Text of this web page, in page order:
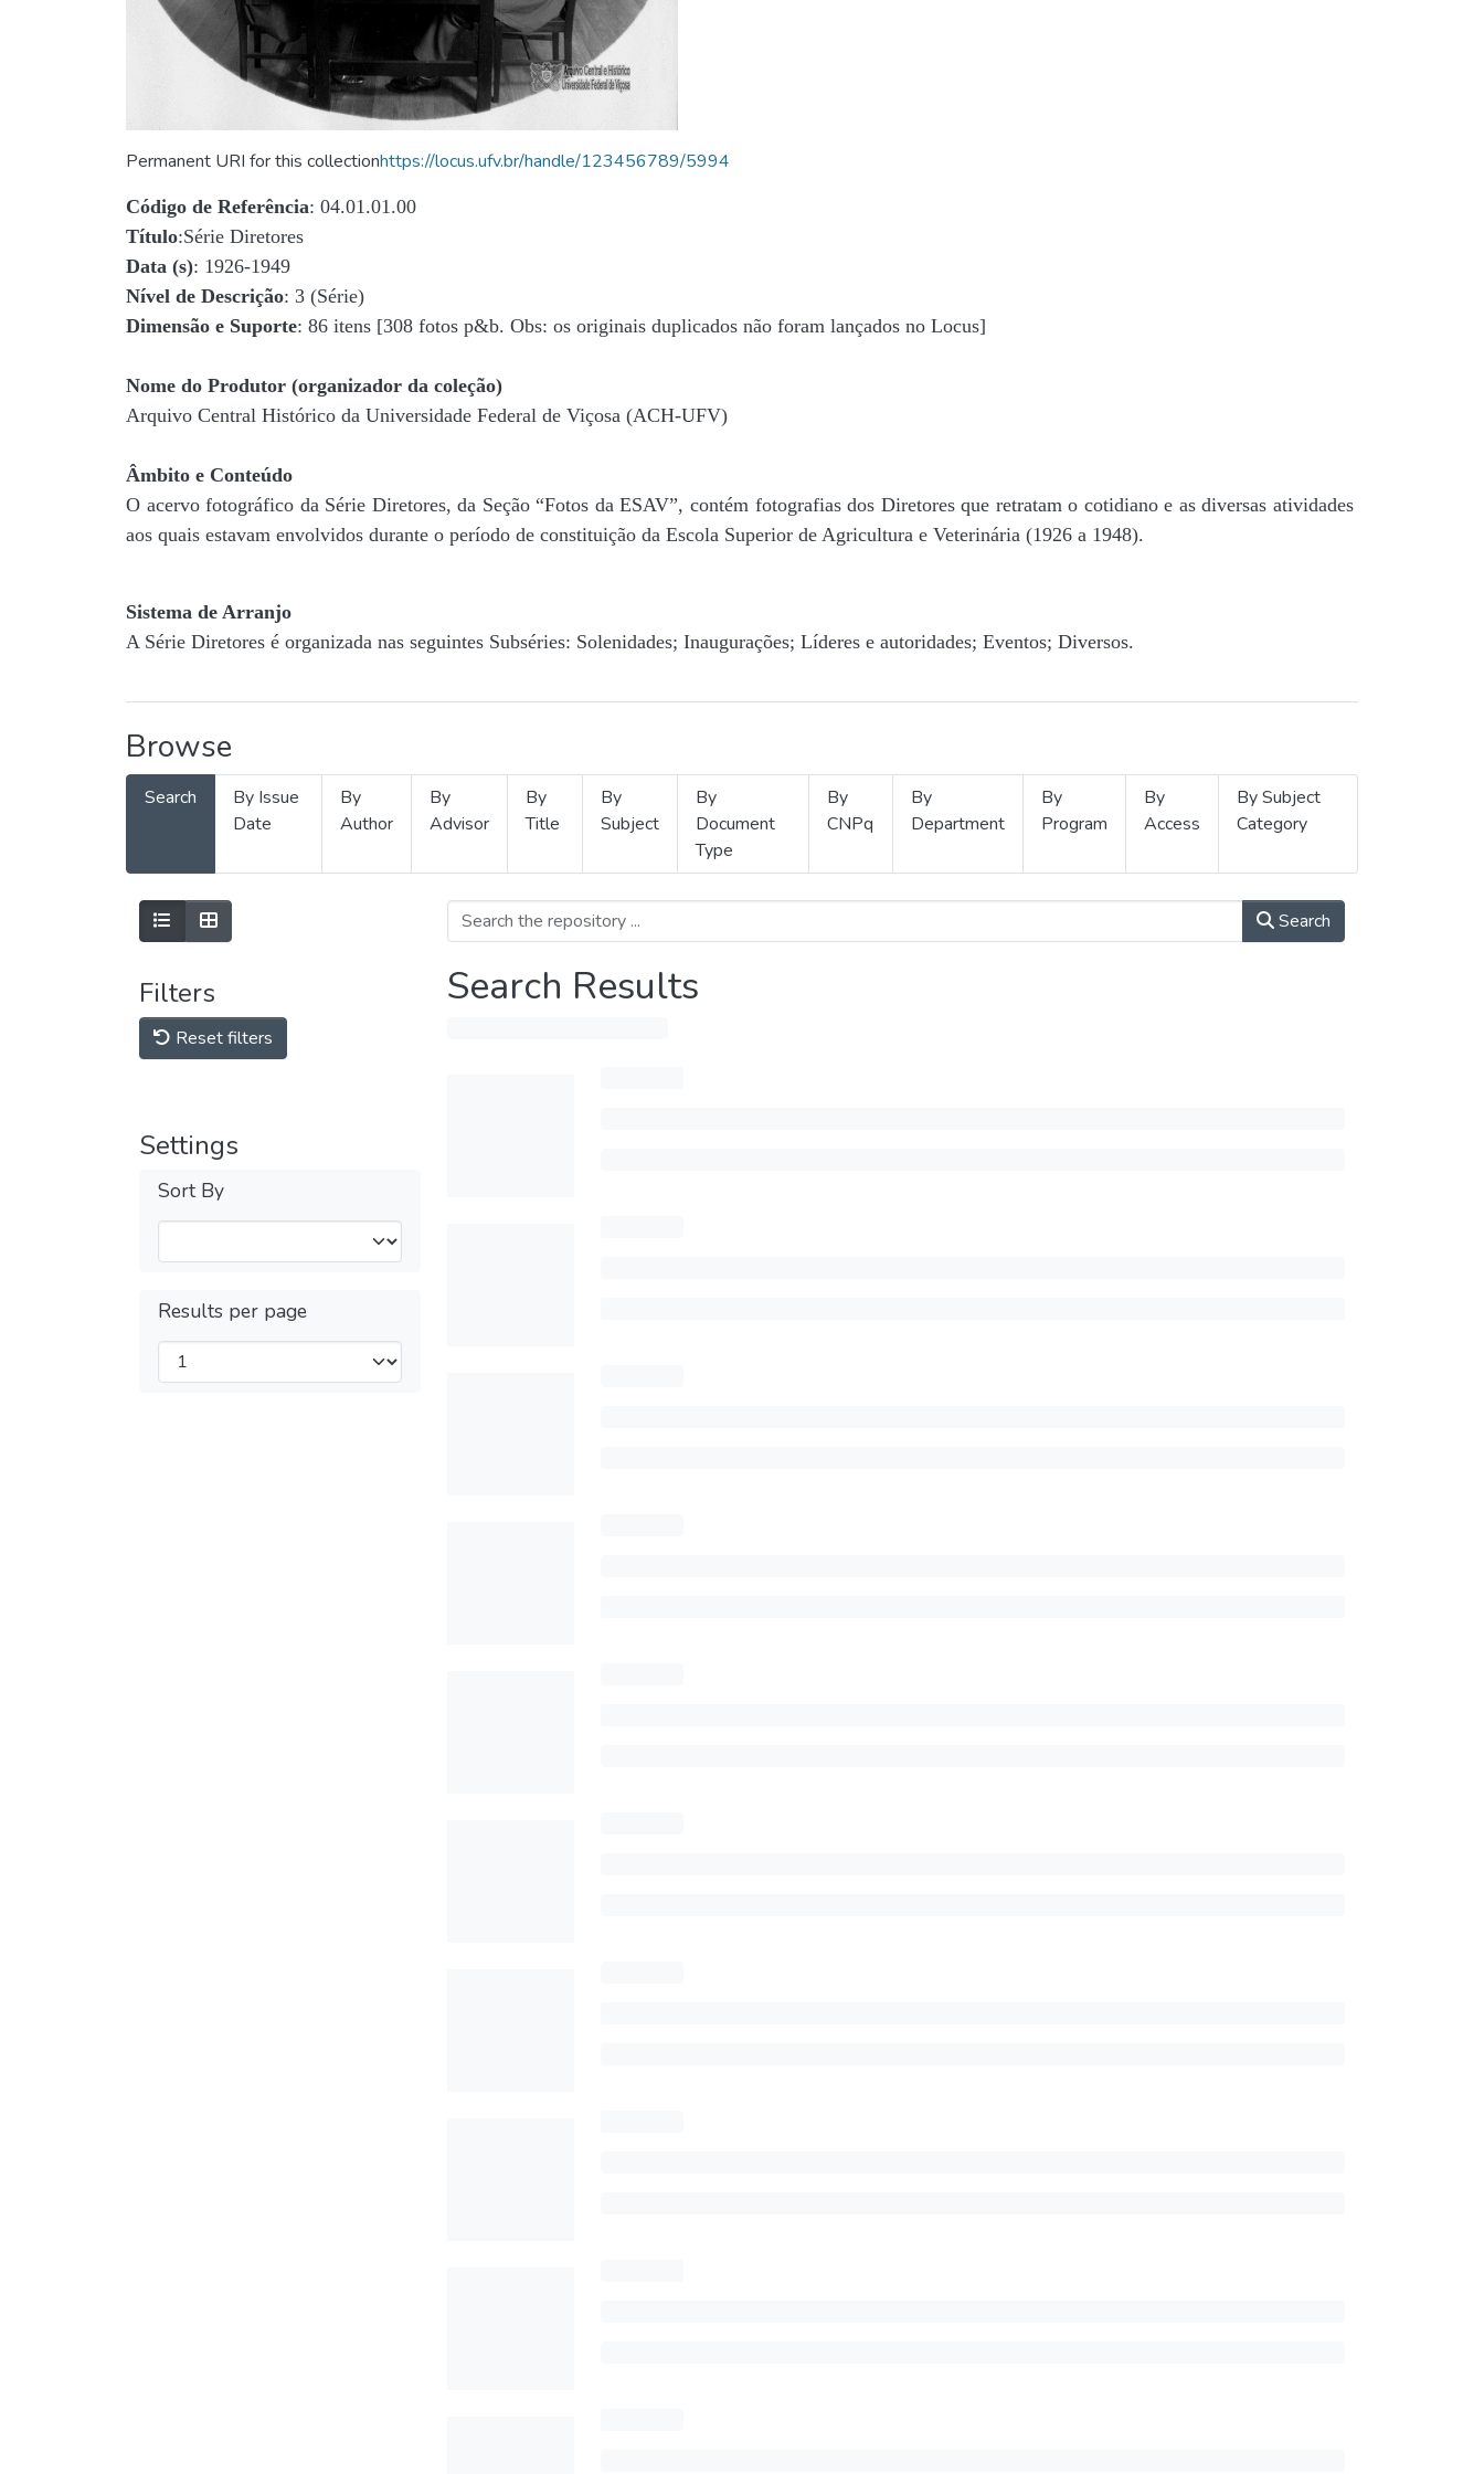
Permanent URI for this collectionhttps://locus.ufv.br/handle/123456789/5994
Código de Referência: 04.01.01.00
Título:Série Diretores
Data (s): 1926-1949
Nível de Descrição: 3 (Série)
Dimensão e Suporte: 86 itens [308 fotos p&b. Obs: os originais duplicados não foram lançados no Locus]
Nome do Produtor (organizador da coleção)
Arquivo Central Histórico da Universidade Federal de Viçosa (ACH-UFV)
Âmbito e Conteúdo
O acervo fotográfico da Série Diretores, da Seção “Fotos da ESAV”, contém fotografias dos Diretores que retratam o cotidiano e as diversas atividades
aos quais estavam envolvidos durante o período de constituição da Escola Superior de Agricultura e Veterinária (1926 a 1948).
Sistema de Arranjo
A Série Diretores é organizada nas seguintes Subséries: Solenidades; Inaugurações; Líderes e autoridades; Eventos; Diversos.
Browse
Search
By Issue
Date
By
Author
By
Advisor
By
Title
By
Subject
By
Document
Type
By
CNPq
By
Department
By
Program
By
Access
By Subject
Category
Filters
Reset filters
Settings
Sort By
Results per page
Search
Search Results